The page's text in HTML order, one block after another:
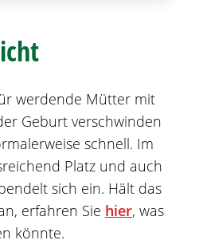
werdende Mütter mit
Geburt verschwinden
schnell. Im
Platz und auch
sich ein. Hält das
erfahren Sie hier, was
könnte.